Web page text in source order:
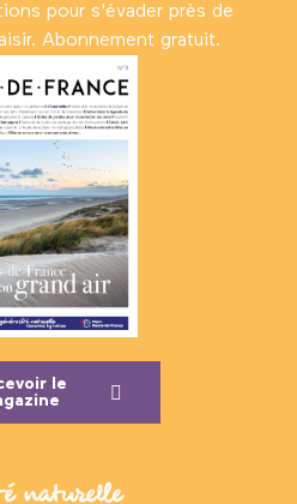
pour s'évader près de
Abonnement gratuit.
le